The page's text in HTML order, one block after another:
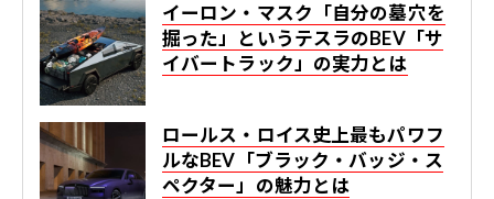
イーロン・マスク「自分の墓穴を
掘った」というテスラのBEV「サ
イバートラック」の実力とは
ロールス・ロイス史上最もパワフ
ルなBEV「ブラック・バッジ・ス
ペクター」の魅力とは